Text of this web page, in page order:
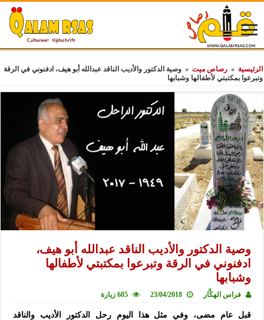
الرئيسية » رصاص ميت » وصية الدكتور والأديب الناقد عبدالله أبو هيف، ادفنوني في الرقة
وتبرعوا بمكتبتي لأطفالها وشبابها
وصية الدكتور والأديب الناقد عبدالله أبو هيف،
ادفنوني في الرقة وتبرعوا بمكتبتي لأطفالها
وشبابها
فراس الهكَّار 23/04/2018 685 زيارة
قبل عام مضى، وفي مثل هذا اليوم رحل الدكتور الأديب والناقد